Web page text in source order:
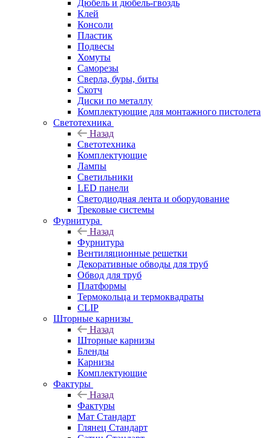
Дюбель и дюбель-гвоздь
Клей
Консоли
Пластик
Подвесы
Хомуты
Саморезы
Сверла, буры, биты
Скотч
Диски по металлу
Комплектующие для монтажного пистолета
Светотехника
Назад
Светотехника
Комплектующие
Лампы
Светильники
LED панели
Светодиодная лента и оборудование
Трековые системы
Фурнитура
Назад
Фурнитура
Вентиляционные решетки
Декоративные обводы для труб
Обвод для труб
Платформы
Термокольца и термоквадраты
CLIP
Шторные карнизы
Назад
Шторные карнизы
Бленды
Карнизы
Комплектующие
Фактуры
Назад
Фактуры
Мат Стандарт
Глянец Стандарт